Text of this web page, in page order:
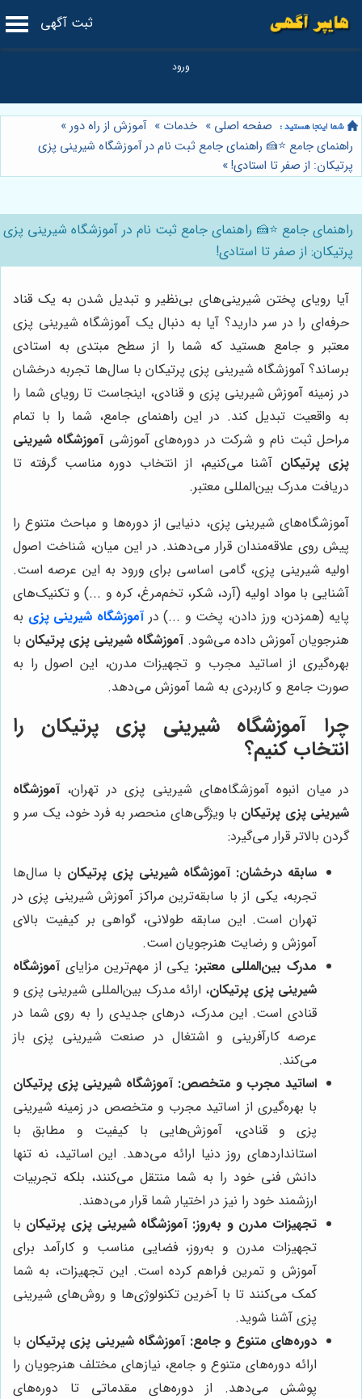
ثبت آگهی
صفحه اصلی » خدمات » آموزش از راه دور»
راهنمای جامع ⭐️🍰 راهنمای جامع ثبت نام در آموزشگاه شیرینی پزی
پرتیکان: از صفر تا استادی!»
راهنمای جامع ⭐️🍰 راهنمای جامع ثبت نام در آموزشگاه شیرینی پزی
پرتیکان: از صفر تا استادی!
آیا رویای پختن شیرینی‌های بی‌نظیر و تبدیل شدن به یک قناد
حرفه‌ای را در سر دارید؟ آیا به دنبال یک آموزشگاه شیرینی پزی
معتبر و جامع هستید که شما را از سطح مبتدی به استادی
برساند؟ آموزشگاه شیرینی پزی پرتیکان با سال‌ها تجربه درخشان
در زمینه آموزش شیرینی پزی و قنادی، اینجاست تا رویای شما را
به واقعیت تبدیل کند. در این راهنمای جامع، شما را با تمام
مراحل ثبت نام و شرکت در دوره‌های آموزشیآموزشگاه شیرینی
پزی پرتیکان آشنا می‌کنیم، از انتخاب دوره مناسب گرفته تا
دریافت مدرک بین‌المللی معتبر.
آموزشگاه‌های شیرینی پزی، دنیایی از دوره‌ها و مباحث متنوع را
پیش روی علاقه‌مندان قرار می‌دهند. در این میان، شناخت اصول
اولیه شیرینی پزی، گامی اساسی برای ورود به این عرصه است.
آشنایی با مواد اولیه (آرد، شکر، تخم‌مرغ، کره و ...) و تکنیک‌های
پایه (همزدن، ورز دادن، پخت و ...) درآموزشگاه شیرینی پزی به
هنرجویان آموزش داده می‌شود.آموزشگاه شیرینی پزی پرتیکان با
بهره‌گیری از اساتید مجرب و تجهیزات مدرن، این اصول را به
صورت جامع و کاربردی به شما آموزش می‌دهد.
چرا آموزشگاه شیرینی پزی پرتیکان را
انتخاب کنیم؟
در میان انبوه آموزشگاه‌های شیرینی پزی در تهران،آموزشگاه
شیرینی پزی پرتیکان با ویژگی‌های منحصر به فرد خود، یک سر و
گردن بالاتر قرار می‌گیرد:
سابقه درخشان: آموزشگاه شیرینی پزی پرتیکان با سال‌ها
تجربه، یکی از با سابقه‌ترین مراکز آموزش شیرینی پزی در
تهران است. این سابقه طولانی، گواهی بر کیفیت بالای
آموزش و رضایت هنرجویان است.
مدرک بین‌المللی معتبر: یکی از مهم‌ترین مزایایآموزشگاه
شیرینی پزی پرتیکان، ارائه مدرک بین‌المللی شیرینی پزی و
قنادی است. این مدرک، درهای جدیدی را به روی شما در
عرصه کارآفرینی و اشتغال در صنعت شیرینی پزی باز
می‌کند.
اساتید مجرب و متخصص: آموزشگاه شیرینی پزی پرتیکان
با بهره‌گیری از اساتید مجرب و متخصص در زمینه شیرینی
پزی و قنادی، آموزش‌هایی با کیفیت و مطابق با
استانداردهای روز دنیا ارائه می‌دهد. این اساتید، نه تنها
دانش فنی خود را به شما منتقل می‌کنند، بلکه تجربیات
ارزشمند خود را نیز در اختیار شما قرار می‌دهند.
تجهیزات مدرن و به‌روز: آموزشگاه شیرینی پزی پرتیکان با
تجهیزات مدرن و به‌روز، فضایی مناسب و کارآمد برای
آموزش و تمرین فراهم کرده است. این تجهیزات، به شما
کمک می‌کنند تا با آخرین تکنولوژی‌ها و روش‌های شیرینی
پزی آشنا شوید.
دوره‌های متنوع و جامع: آموزشگاه شیرینی پزی پرتیکان با
ارائه دوره‌های متنوع و جامع، نیازهای مختلف هنرجویان را
پوشش می‌دهد. از دوره‌های مقدماتی تا دوره‌های